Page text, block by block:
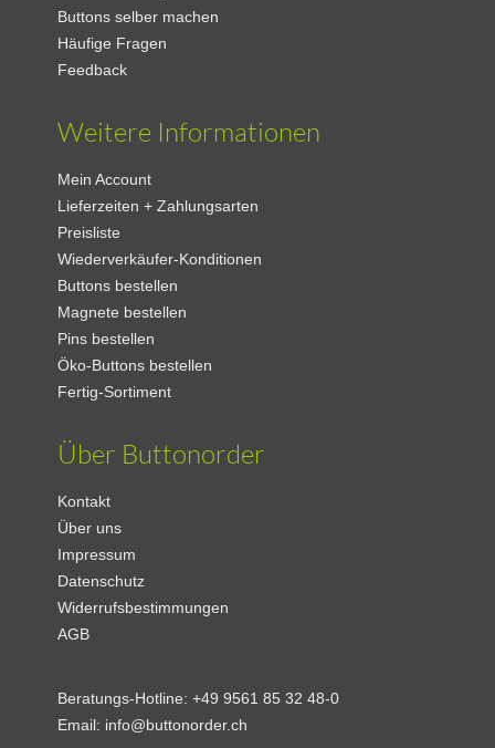
Buttons selber machen
Häufige Fragen
Feedback
Weitere Informationen
Mein Account
Lieferzeiten + Zahlungsarten
Preisliste
Wiederverkäufer-Konditionen
Buttons bestellen
Magnete bestellen
Pins bestellen
Öko-Buttons bestellen
Fertig-Sortiment
Über Buttonorder
Kontakt
Über uns
Impressum
Datenschutz
Widerrufsbestimmungen
AGB
Beratungs-Hotline:+49 9561 85 32 48-0
Email: info@buttonorder.ch